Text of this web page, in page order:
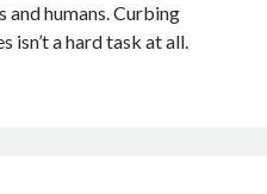
and humans. Curbing
isn’t a hard task at all.